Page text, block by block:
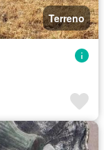
Terreno